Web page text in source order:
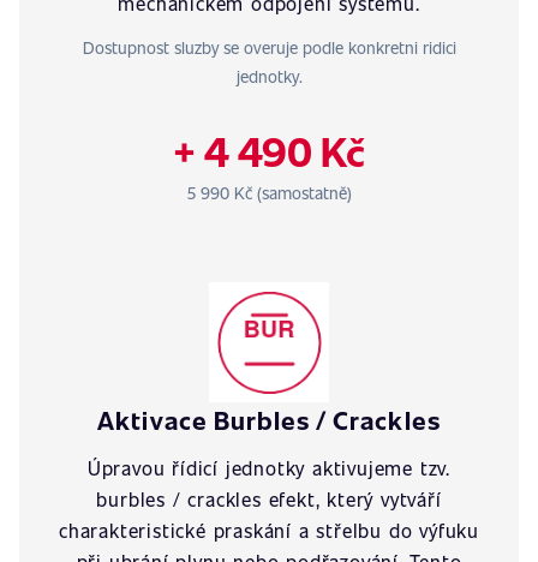
Dostupnost sluzby se overuje podle konkretni ridici
jednotky.
+ 4 490 Kč
5 990 Kč (samostatně)
Aktivace Burbles / Crackles
Úpravou řídicí jednotky aktivujeme tzv.
burbles / crackles efekt, který vytváří
charakteristické praskání a střelbu do výfuku